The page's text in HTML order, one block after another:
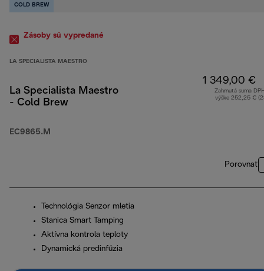
COLD BREW
Zásoby sú vypredané
LA SPECIALISTA MAESTRO
La Specialista Maestro
- Cold Brew
EC9865.M
1 349,00 €
Zahrnutá suma
výške 252,25 €
Porovnať
Technológia Senzor mletia
Stanica Smart Tamping
Aktívna kontrola teploty
Dynamická predinfúzia